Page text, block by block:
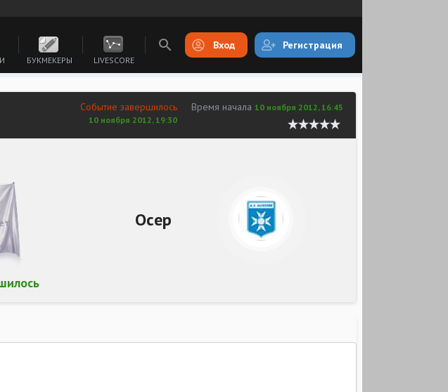
БУКМЕКЕРЫ LIVESCORE
Вход Регистрация
Время начала 10 ноября 2012, 16:45
Событие завершилось
10 ноября 2012, 19:30
Осер